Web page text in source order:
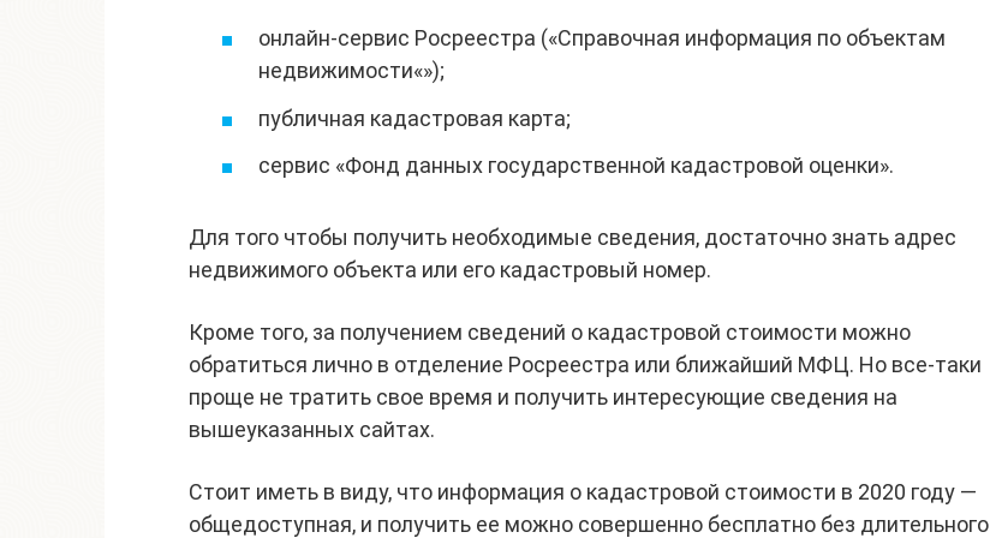
онлайн-сервис Росреестра («‎Справочная информация по объектам
недвижимости«»);
публичная кадастровая карта;
сервис «Фонд данных государственной кадастровой оценки».
Для того чтобы получить необходимые сведения, достаточно знать адрес
недвижимого объекта или его кадастровый номер.
Кроме того, за получением сведений о кадастровой стоимости можно
обратиться лично в отделение Росреестра или ближайший МФЦ. Но все-таки
проще не тратить свое время и получить интересующие сведения на
вышеуказанных сайтах.
Стоит иметь в виду, что информация о кадастровой стоимости в 2020 году —
общедоступная, и получить ее можно совершенно бесплатно без длительного